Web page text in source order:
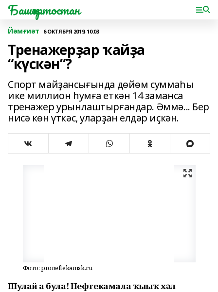
Башҡортостан
Йәмғиәт 6 ОКТЯБРЯ 2019, 10:03
Тренажерҙар ҡайҙа
“күскән”?
Спорт майҙансығында дөйөм суммаһы
ике миллион һумға еткән 14 заманса
тренажер урынлаштырғандар. Әммә... Бер
нисә көн үткәс, уларҙан елдәр иҫкән.
Фото: proneftekamsk.ru
Шулай ҙа була! Нефтекамала ҡыҙыҡ хәл